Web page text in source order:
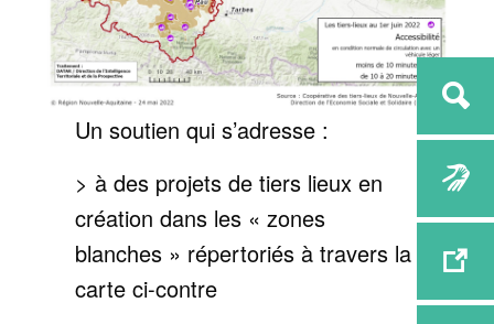
Un soutien qui s’adresse :
> à des projets de tiers lieux en
création dans les « zones
blanches » répertoriés à travers la
carte ci-contre